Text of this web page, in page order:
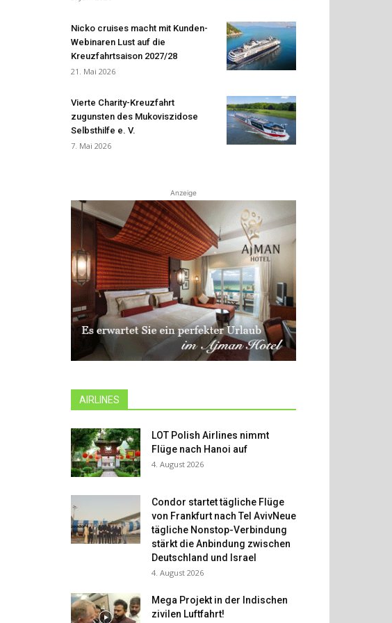
Nicko cruises macht mit Kunden-
Webinaren Lust auf die
Kreuzfahrtsaison 2027/28
21. Mai 2026
Vierte Charity-Kreuzfahrt
zugunsten des Mukoviszidose
Selbsthilfe e. V.
7. Mai 2026
Anzeige
AIRLINES
LOT Polish Airlines nimmt
Flüge nach Hanoi auf
4. August 2026
Condor startet tägliche Flüge
von Frankfurt nach Tel AvivNeue
tägliche Nonstop-Verbindung
stärkt die Anbindung zwischen
Deutschland und Israel
4. August 2026
Mega Projekt in der Indischen
zivilen Luftfahrt!